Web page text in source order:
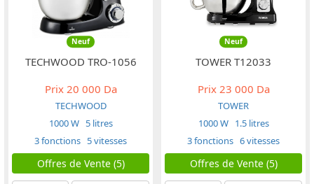
Neuf
TECHWOOD TRO-1056
Prix20 000 Da
TECHWOOD
1000 W 5 litres
3 fonctions 5 vitesses
Offres de Vente (5)
Neuf
TOWER T12033
Prix23 000 Da
TOWER
1000 W 1.5 litres
3 fonctions 6 vitesses
Offres de Vente (5)